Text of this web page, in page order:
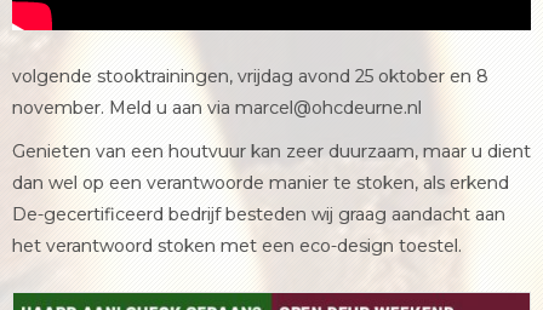
volgende stooktrainingen, vrijdag avond 25 oktober en 8
november. Meld u aan via marcel@ohcdeurne.nl
Genieten van een houtvuur kan zeer duurzaam, maar u dient
dan wel op een verantwoorde manier te stoken, als erkend
De-gecertificeerd bedrijf besteden wij graag aandacht aan
het verantwoord stoken met een eco-design toestel.